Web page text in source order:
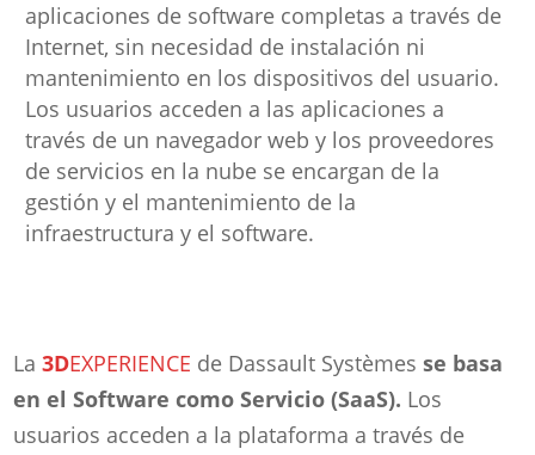
aplicaciones de software completas a través de
Internet, sin necesidad de instalación ni
mantenimiento en los dispositivos del usuario.
Los usuarios acceden a las aplicaciones a
través de un navegador web y los proveedores
de servicios en la nube se encargan de la
gestión y el mantenimiento de la
infraestructura y el software.
La3DEXPERIENCE de Dassault Systèmesse basa
en el Software como Servicio (SaaS). Los
usuarios acceden a la plataforma a través de